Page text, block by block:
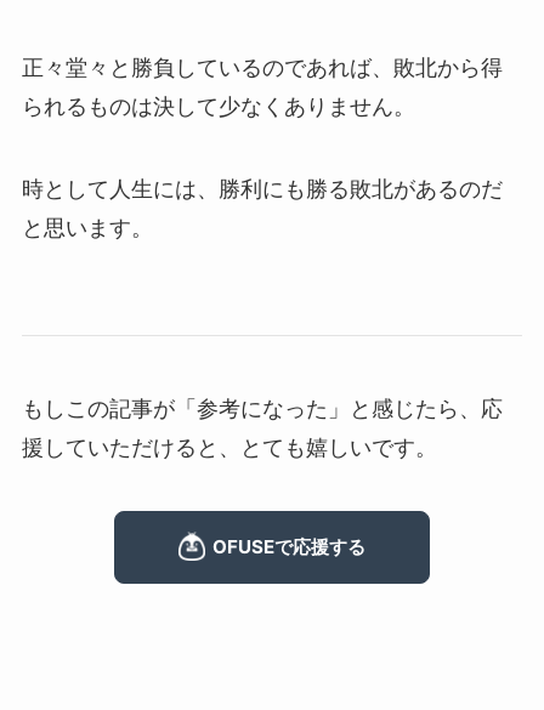
正々堂々と勝負しているのであれば、敗北から得
られるものは決して少なくありません。
時として人生には、勝利にも勝る敗北があるのだ
と思います。
もしこの記事が「参考になった」と感じたら、応
援していただけると、とても嬉しいです。